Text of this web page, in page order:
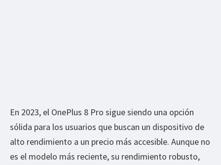
En 2023, el OnePlus 8 Pro sigue siendo una opción
sólida para los usuarios que buscan un dispositivo de
alto rendimiento a un precio más accesible. Aunque no
es el modelo más reciente, su rendimiento robusto,